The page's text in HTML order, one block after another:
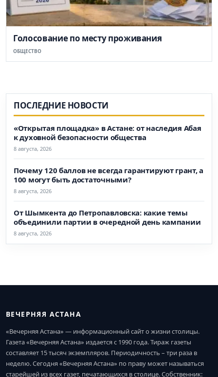
Голосование по месту проживания
ОБЩЕСТВО
ПОСЛЕДНИЕ НОВОСТИ
«Открытая площадка» в Астане: от наследия Абая
к духовной безопасности общества
8 августа, 2026
Почему 120 баллов не всегда гарантируют грант, а
100 могут быть достаточными?
8 августа, 2026
От Шымкента до Петропавловска: какие темы
объединили партии в очередной день кампании
8 августа, 2026
ВЕЧЕРНЯЯ АСТАНА
«Вечерняя Астана» — информационный сайт о жизни столицы.
Газета «Вечерняя Астана» издается с 1990 года. Тираж газеты
составляет 15 тысяч экземпляров. Периодичность – три раза в
неделю. Сегодня «Вечерняя Астана» по праву может называться
старейшей из всех газет, печатающихся в столице. Собственник: